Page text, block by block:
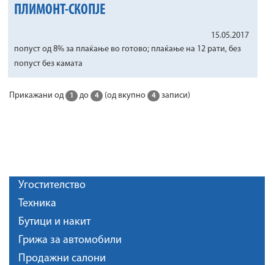
ПЛИМОНТ-СКОПЈЕ
15.05.2017
попуст од 8% за плаќање во готово; плаќање на 12 рати, без
попуст без камата
Прикажани од 1 до 4 (од вкупно 4 записи)
Угостителство
Техника
Бутици и накит
Грижа за автомобили
Продажни салони